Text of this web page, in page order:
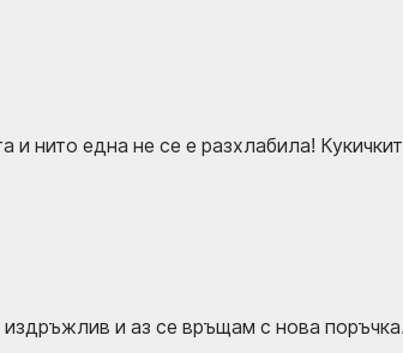
нито една не се е разхлабила!
и аз се връщам с нова